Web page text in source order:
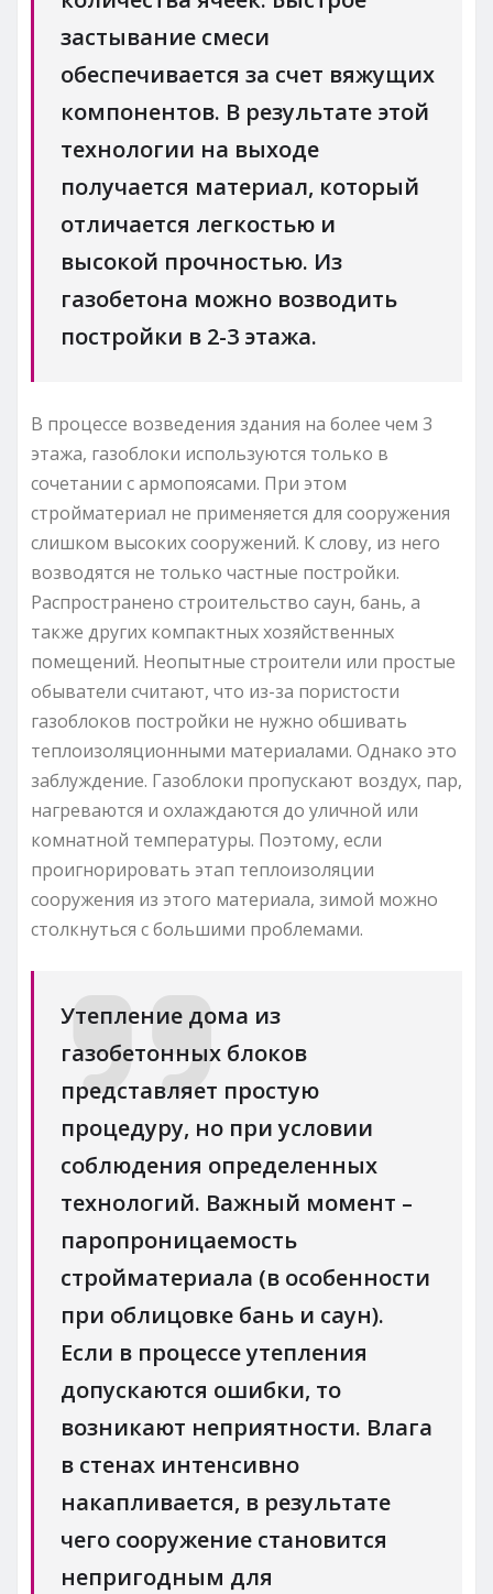
застывание смеси
обеспечивается за счет вяжущих
компонентов. В результате этой
технологии на выходе
получается материал, который
отличается легкостью и
высокой прочностью. Из
газобетона можно возводить
постройки в 2-3 этажа.
В процессе возведения здания на более чем 3
этажа, газоблоки используются только в
сочетании с армопоясами. При этом
стройматериал не применяется для сооружения
слишком высоких сооружений. К слову, из него
возводятся не только частные постройки.
Распространено строительство саун, бань, а
также других компактных хозяйственных
помещений. Неопытные строители или простые
обыватели считают, что из-за пористости
газоблоков постройки не нужно обшивать
теплоизоляционными материалами. Однако это
заблуждение. Газоблоки пропускают воздух, пар,
нагреваются и охлаждаются до уличной или
комнатной температуры. Поэтому, если
проигнорировать этап теплоизоляции
сооружения из этого материала, зимой можно
столкнуться с большими проблемами.
Утепление дома из
газобетонных блоков
представляет простую
процедуру, но при условии
соблюдения определенных
технологий. Важный момент –
паропроницаемость
стройматериала (в особенности
при облицовке бань и саун).
Если в процессе утепления
допускаются ошибки, то
возникают неприятности. Влага
в стенах интенсивно
накапливается, в результате
чего сооружение становится
непригодным для